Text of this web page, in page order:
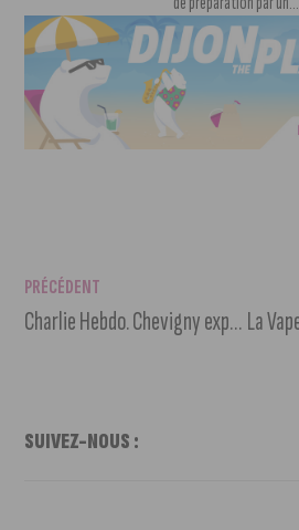
PRÉCÉDENT
Charlie Hebdo. Chevigny expose 50 dessins de Charb
SUIVEZ-NOUS :